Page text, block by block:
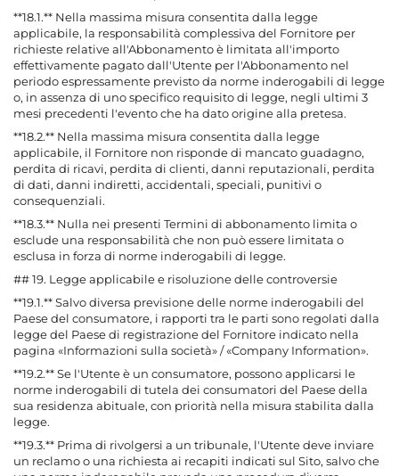
**18.1.** Nella massima misura consentita dalla legge
applicabile, la responsabilità complessiva del Fornitore per
richieste relative all'Abbonamento è limitata all'importo
effettivamente pagato dall'Utente per l'Abbonamento nel
periodo espressamente previsto da norme inderogabili di legge
o, in assenza di uno specifico requisito di legge, negli ultimi 3
mesi precedenti l'evento che ha dato origine alla pretesa.
**18.2.** Nella massima misura consentita dalla legge
applicabile, il Fornitore non risponde di mancato guadagno,
perdita di ricavi, perdita di clienti, danni reputazionali, perdita
di dati, danni indiretti, accidentali, speciali, punitivi o
consequenziali.
**18.3.** Nulla nei presenti Termini di abbonamento limita o
esclude una responsabilità che non può essere limitata o
esclusa in forza di norme inderogabili di legge.
## 19. Legge applicabile e risoluzione delle controversie
**19.1.** Salvo diversa previsione delle norme inderogabili del
Paese del consumatore, i rapporti tra le parti sono regolati dalla
legge del Paese di registrazione del Fornitore indicato nella
pagina «Informazioni sulla società» / «Company Information».
**19.2.** Se l'Utente è un consumatore, possono applicarsi le
norme inderogabili di tutela dei consumatori del Paese della
sua residenza abituale, con priorità nella misura stabilita dalla
legge.
**19.3.** Prima di rivolgersi a un tribunale, l'Utente deve inviare
un reclamo o una richiesta ai recapiti indicati sul Sito, salvo che